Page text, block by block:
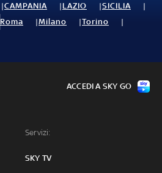
CAMPANIA LAZIO
SICILIA
Roma Milano
Torino
Servizi:
SKY TV
ACCEDI A SKY GO